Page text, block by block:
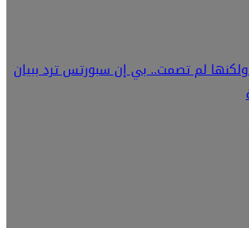
لم تصمت.. بي إن سبورتس ترد ببيان